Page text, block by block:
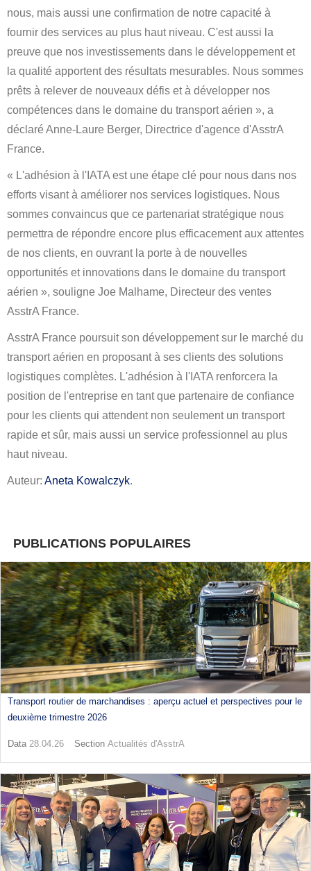
nous, mais aussi une confirmation de notre capacité à
fournir des services au plus haut niveau. C'est aussi la
preuve que nos investissements dans le développement et
la qualité apportent des résultats mesurables. Nous sommes
prêts à relever de nouveaux défis et à développer nos
compétences dans le domaine du transport aérien », a
déclaré Anne-Laure Berger, Directrice d'agence d'AsstrA
France.
« L'adhésion à l'IATA est une étape clé pour nous dans nos
efforts visant à améliorer nos services logistiques. Nous
sommes convaincus que ce partenariat stratégique nous
permettra de répondre encore plus efficacement aux attentes
de nos clients, en ouvrant la porte à de nouvelles
opportunités et innovations dans le domaine du transport
aérien », souligne Joe Malhame, Directeur des ventes
AsstrA France.
AsstrA France poursuit son développement sur le marché du
transport aérien en proposant à ses clients des solutions
logistiques complètes. L'adhésion à l'IATA renforcera la
position de l'entreprise en tant que partenaire de confiance
pour les clients qui attendent non seulement un transport
rapide et sûr, mais aussi un service professionnel au plus
haut niveau.
Auteur: Aneta Kowalczyk.
PUBLICATIONS POPULAIRES
Transport routier de marchandises : aperçu actuel et perspectives pour le
deuxième trimestre 2026
Data 28.04.26 Section Actualités d'AsstrA